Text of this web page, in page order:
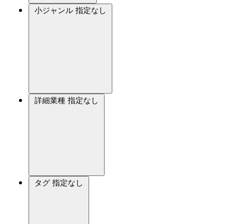
小ジャンル 指定なし
詳細業種 指定なし
タグ 指定なし